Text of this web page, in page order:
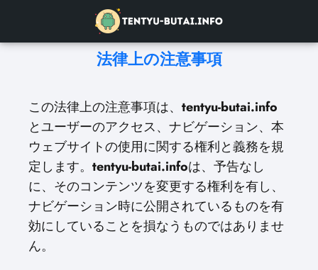
法律上の注意事項
この法律上の注意事項は、 tentyu-butai.info
とユーザーのアクセス、ナビゲーション、本
ウェブサイトの使用に関する権利と義務を規
定します。 tentyu-butai.infoは、予告なし
に、そのコンテンツを変更する権利を有し、
ナビゲーション時に公開されているものを有
効にしていることを損なうものではありませ
ん。